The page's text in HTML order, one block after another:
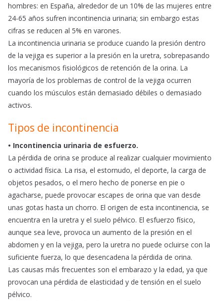
hombres: en España, alrededor de un 10% de las mujeres entre
24-65 años sufren incontinencia urinaria; sin embargo estas
cifras se reducen al 5% en varones.
La incontinencia urinaria se produce cuando la presión dentro
de la vejiga es superior a la presión en la uretra, sobrepasando
los mecanismos fisiológicos de retención de la orina. La
mayoría de los problemas de control de la vejiga ocurren
cuando los músculos están demasiado débiles o demasiado
activos.
Tipos de incontinencia
• Incontinencia urinaria de esfuerzo.
La pérdida de orina se produce al realizar cualquier movimiento
o actividad física. La risa, el estornudo, el deporte, la carga de
objetos pesados, o el mero hecho de ponerse en pie o
agacharse, puede provocar escapes de orina que van desde
unas gotas hasta un chorro. El origen de esta incontinencia, se
encuentra en la uretra y el suelo pélvico. El esfuerzo físico,
aunque sea leve, provoca un aumento de la presión en el
abdomen y en la vejiga, pero la uretra no puede ocluirse con la
suficiente fuerza, lo que desencadena la pérdida de orina.
Las causas más frecuentes son el embarazo y la edad, ya que
provocan una pérdida de elasticidad y de tensión en el suelo
pélvico.